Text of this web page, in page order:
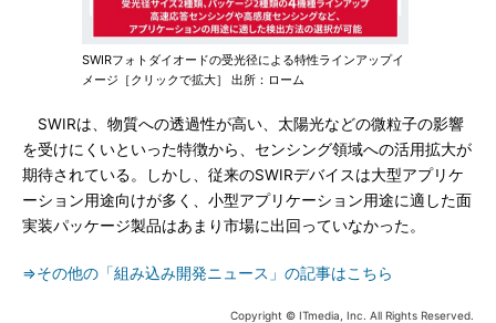
SWIRフォトダイオードの受光径による特性ラインアップイ
メージ［クリックで拡大］ 出所：ローム
SWIRは、物質への透過性が高い、太陽光などの微粒子の影響
を受けにくいといった特徴から、センシング領域への活用拡大が
期待されている。しかし、従来のSWIRデバイスは大型アプリケ
ーション用途向けが多く、小型アプリケーション用途に適した面
実装パッケージ製品はあまり市場に出回っていなかった。
⇒その他の「組み込み開発ニュース」の記事はこちら
Copyright © ITmedia, Inc. All Rights Reserved.